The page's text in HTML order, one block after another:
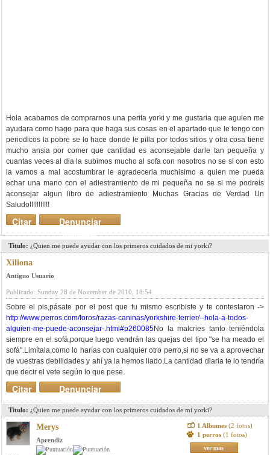
Hola acabamos de comprarnos una perita yorki y me gustaria que aguien me
ayudara como hago para que haga sus cosas en el apartado que le tengo con
periodicos la pobre se lo hace donde le pilla por todos sitios y otra cosa tiene
mucho ansia por comer que cantidad es aconsejable darle tan pequeña y
cuantas veces al dia la subimos mucho al sofa con nosotros no se si con esto
la vamos a mal acostumbrar le agradeceria muchisimo a quien me pueda
echar una mano con el adiestramiento de mi pequeña no se si me podreis
aconsejar algun libro de adiestramiento Muchas Gracias de Verdad Un
Saludo!!!!!!!!!!!
Denunciar
mensaje
Citar
Titulo: ¿Quien me puede ayudar con los primeros cuidados de mi yorki?
Xiliona
Antiguo Usuario
Publicado: Sunday 28 de November de 2010, 18:54
Sobre el pis,pásate por el post que tu mismo escribiste y te contestaron ->
http://www.perros.com/foros/razas-caninas/yorkshire-terrier/--hola-a-todos-
alguien-me-puede-aconsejar-.html#p260085No la malcries tanto teniéndola
siempre en el sofá,porque luego vendrán las quejas del tipo "se ha meado el
sofá".Limítala,como lo harías con cualquier otro perro,si no se va a aprovechar
de vuestras debilidades y ahí ya la hemos liado.La cantidad diaria te lo tendría
que decir el vete según lo que pese.
Denunciar
mensaje
Citar
Titulo: ¿Quien me puede ayudar con los primeros cuidados de mi yorki?
Merys
Aprendiz
1 Albumes (2 fotos)
1 perros (1 fotos)
ver mas